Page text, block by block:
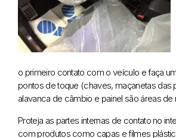
o primeiro contato com o veículo e faça
pontos de toque (chaves, maçanetas das
alavanca de câmbio e painel são áreas de
Proteja as partes internas de contato no
com produtos como capas e filmes